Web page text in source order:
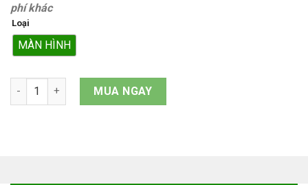
phí khác
Loại
MÀN HÌNH
Màn hình iPhone SE 2022 quantity
MUA NGAY